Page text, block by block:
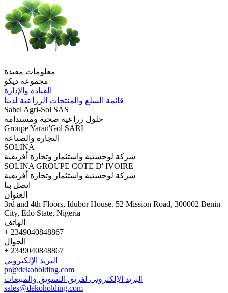
معلومات مفيدة
مجموعة ديكو
القيادة والإدارة
قائمة السلع والمنتجات الزراعية لدينا
Sahel Agri-Sol SAS
حلول زراعية صحية ومستدامة
Groupe Yaran'Gol SARL
التجارة والصناعة
SOLINA
شركة لوجستية واستثمار وتجارة أفريقية
SOLINA GROUPE COTE D' IVOIRE
شركة لوجستية واستثمار وتجارة أفريقية
اتصل بنا
العنوان
3rd and 4th Floors, Idubor House. 52 Mission Road, 300002 Benin
City, Edo State, Nigeria
الهاتف
+ 2349040848867
الجوال
+ 2349040848867
البريد الإلكتروني
pr@dekoholding.com
البريد الإلكتروني لفريق التسويق والمبيعات
sales@dekoholding.com